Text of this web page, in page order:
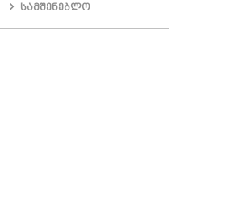
სამშენებლო